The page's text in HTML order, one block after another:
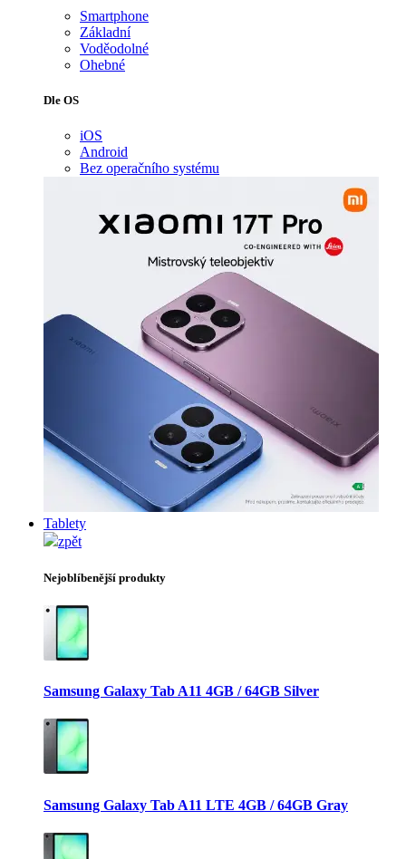
Smartphone
Základní
Voděodolné
Ohebné
Dle OS
iOS
Android
Bez operačního systému
Tablety
zpět
Nejoblíbenější produkty
Samsung Galaxy Tab A11 4GB / 64GB Silver
Samsung Galaxy Tab A11 LTE 4GB / 64GB Gray